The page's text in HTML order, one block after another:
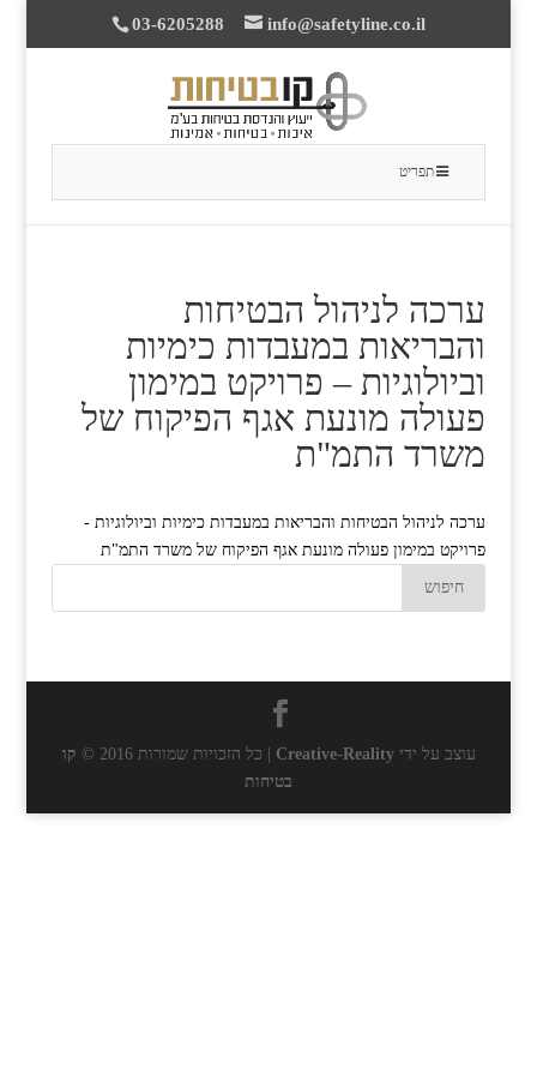
03-6205288 info@safetyline.co.il
תפריט
ערכה לניהול הבטיחות
והבריאות במעבדות כימיות
וביולוגיות – פרויקט במימון
פעולה מונעת אגף הפיקוח של
משרד התמ"ת
ערכה לניהול הבטיחות והבריאות במעבדות כימיות וביולוגיות -
פרויקט במימון פעולה מונעת אגף הפיקוח של משרד התמ"ת
עוצב על ידיCreative-Reality | כל הזכויות שמורות 2016 ©
קו
בטיחות